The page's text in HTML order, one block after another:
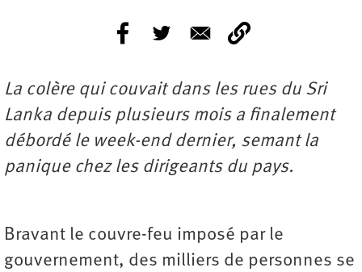
La colère qui couvait dans les rues du Sri
Lanka depuis plusieurs mois a finalement
débordé le week-end dernier, semant la
panique chez les dirigeants du pays.
Bravant le couvre-feu imposé par le
gouvernement, des milliers de personnes se